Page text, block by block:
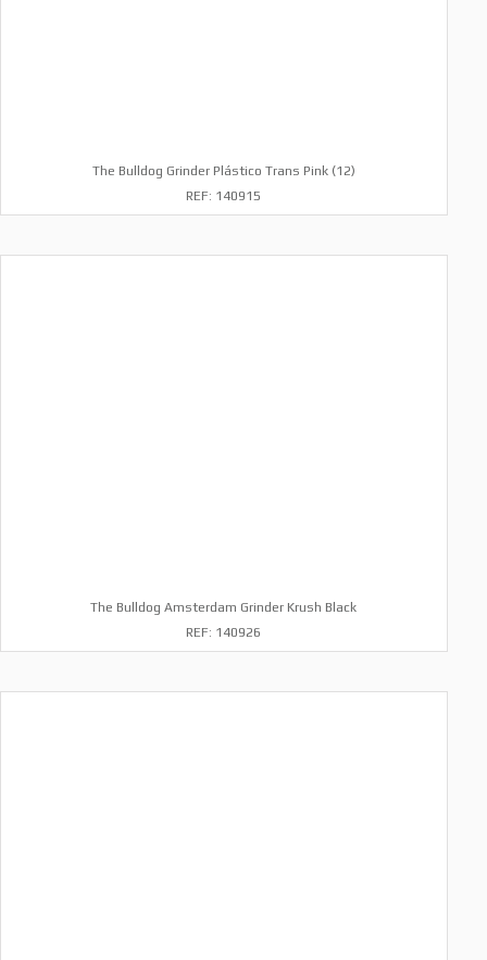
The Bulldog Grinder Plástico Trans Pink (12)
REF: 140915
The Bulldog Amsterdam Grinder Krush Black
REF: 140926